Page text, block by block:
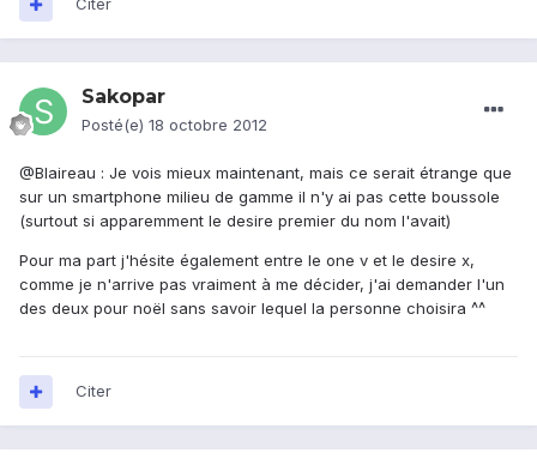
Citer
Sakopar
Posté(e) 18 octobre 2012
@Blaireau : Je vois mieux maintenant, mais ce serait étrange que
sur un smartphone milieu de gamme il n'y ai pas cette boussole
(surtout si apparemment le desire premier du nom l'avait)
Pour ma part j'hésite également entre le one v et le desire x,
comme je n'arrive pas vraiment à me décider, j'ai demander l'un
des deux pour noël sans savoir lequel la personne choisira ^^
Citer